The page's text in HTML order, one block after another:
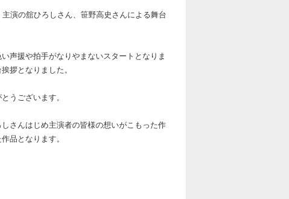
演の舘ひろしさん、笹野高史さんによる舞台
声援や拍手がなりやまないスタートとなりま
拶となりました。
うございます。
さんはじめ主演者の皆様の想いがこもった作
品となります。